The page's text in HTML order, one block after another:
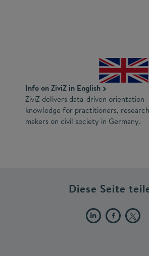
Info on ZiviZ in English
ZiviZ delivers data-driven
knowledge for practitioners,
makers on civil society in Germany.
Diese Seite